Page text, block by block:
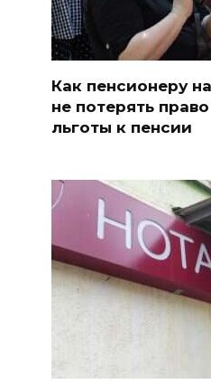
Как пенсионеру
не потерять
льготы к пенсии